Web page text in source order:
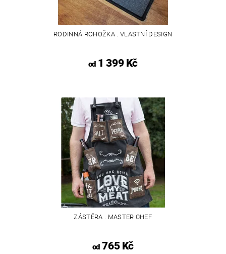
RODINNÁ ROHOŽKA . VLASTNÍ DESIGN
od1 399 Kč
ZÁSTĚRA . MASTER CHEF
od765 Kč